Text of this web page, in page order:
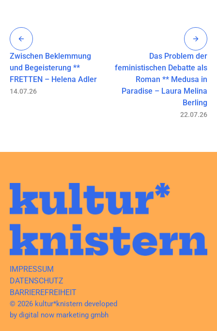
Zwischen Beklemmung
und Begeisterung **
FRETTEN – Helena Adler
14.07.26
Das Problem der
feministischen Debatte als
Roman ** Medusa in
Paradise – Laura Melina
Berling
22.07.26
IMPRESSUM
DATENSCHUTZ
BARRIEREFREIHEIT
© 2026 kultur*knistern developed
by digital now marketing gmbh